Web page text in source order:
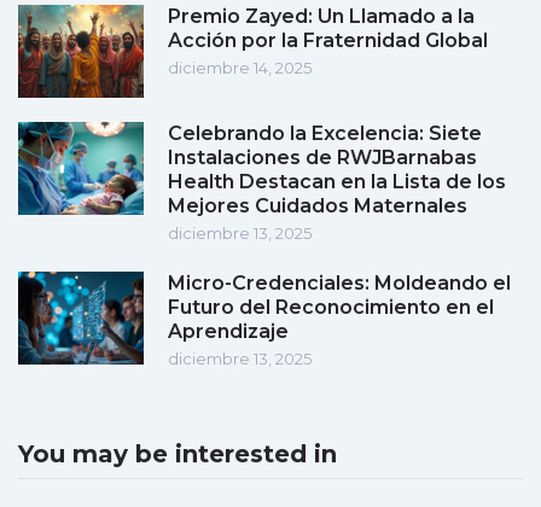
Premio Zayed: Un Llamado a la
Acción por la Fraternidad Global
diciembre 14, 2025
Celebrando la Excelencia: Siete
Instalaciones de RWJBarnabas
Health Destacan en la Lista de los
Mejores Cuidados Maternales
diciembre 13, 2025
Micro-Credenciales: Moldeando el
Futuro del Reconocimiento en el
Aprendizaje
diciembre 13, 2025
You may be interested in